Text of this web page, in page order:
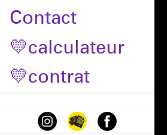
Contact
💛calculateur
💛contrat